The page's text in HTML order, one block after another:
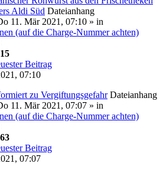
Aldi Süd Dateianhang
11. Mär 2021, 07:10 » in
(auf die Charge-Nummer achten)
Beitrag
07:10
zu Vergiftungsgefahr Dateianhang
11. Mär 2021, 07:07 » in
(auf die Charge-Nummer achten)
Beitrag
07:07